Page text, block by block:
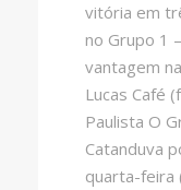
vitória em
no Grupo 1
vantagem
Lucas Café
Paulista O
Catanduva
quarta-feira